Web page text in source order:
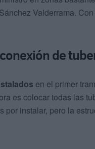
Valderrama.
de
en el primer
es colocar todas las
por instalar, pero la